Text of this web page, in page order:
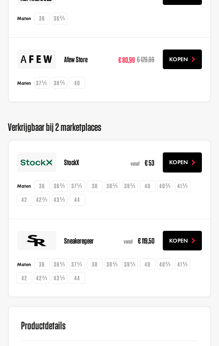
Maten 36 36⅔
Afew Store € 80,99 € 129,99 KOPEN
Maten 37⅓ 38⅔ 40
Verkrijgbaar bij 2 marketplaces
StockX vanaf € 53 KOPEN
Maten 36 36⅔ 37⅓ 38 38⅔ 39⅓ 40 40⅔
41⅓
42
42⅔ 43⅓ 44
Sneakeregeer vanaf € 119,50 KOPEN
Maten 36 36⅔ 37⅓ 38 38⅔ 39⅓ 40 40⅔
41⅓
42
42⅔ 43⅓ 44
Productdetails